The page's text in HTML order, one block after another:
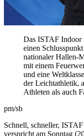
Das ISTAF Indoor
einen
nationaler Hallen-
mit einem
und eine
der Leichtathletik,
Athleten als auch
pm/sb
Schnell, schneller,
verspricht am Sonntag